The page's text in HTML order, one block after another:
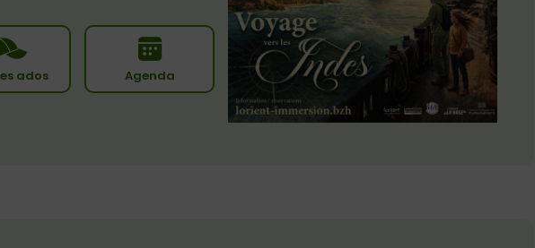
ados Agenda